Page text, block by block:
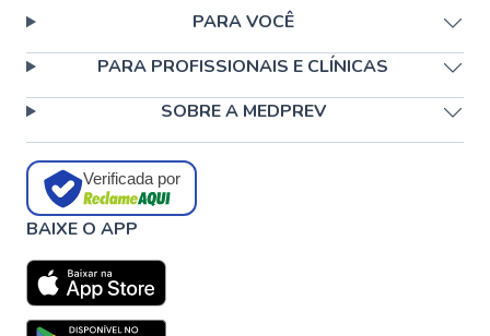
PARA VOCÊ
PARA PROFISSIONAIS E CLÍNICAS
SOBRE A MEDPREV
Verificada por
BAIXE O APP